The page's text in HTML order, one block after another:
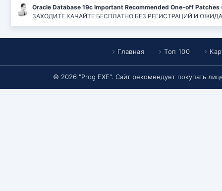
Oracle Database 19c Important Recommended One-off Patches
ЗАХОДИТЕ КАЧАЙТЕ БЕСПЛАТНО БЕЗ РЕГИСТРАЦИЙ И
Главная Топ 100
© 2026 "Prog EXE". Сайт рекомендует покупать